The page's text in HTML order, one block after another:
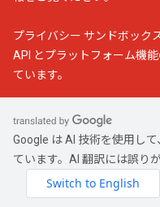
プライバシー サンドボック
API とプラットフォーム機
ています。
Google は AI 技術を使用し
ています。AI 翻訳には誤り